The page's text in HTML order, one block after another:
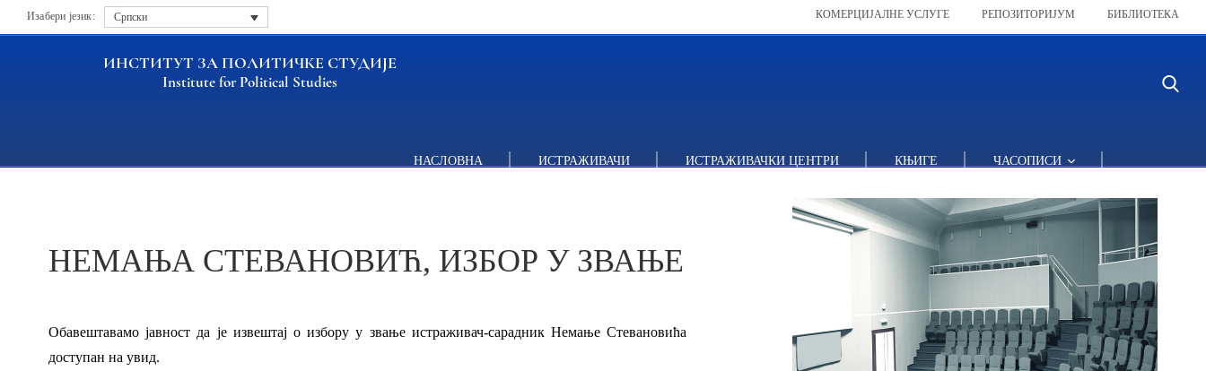
Изабери језик: Српски КОМЕРЦИЈАЛНЕ УСЛУГЕ РЕПОЗИТОРИЈУМ БИБЛИОТЕКА
ИНСТИТУТ ЗА ПОЛИТИЧКЕ СТУДИЈЕ
Institute for Political Studies
НАСЛОВНА ИСТРАЖИВАЧИ ИСТРАЖИВАЧКИ ЦЕНТРИ КЊИГЕ ЧАСОПИСИ
НЕМАЊА СТЕВАНОВИЋ, ИЗБОР У ЗВАЊЕ
Обавештавамо јавност да је извештај о избору у звање истраживач-сарадник Немање Стевановића
доступан на увид.